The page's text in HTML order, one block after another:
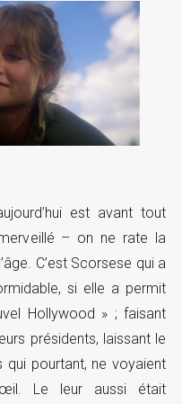
est avant tout
– on ne rate la
C’est Scorsese qui a
si elle a permit
Hollywood » ; faisant
présidents, laissant le
qui pourtant, ne voyaient
Le leur aussi était